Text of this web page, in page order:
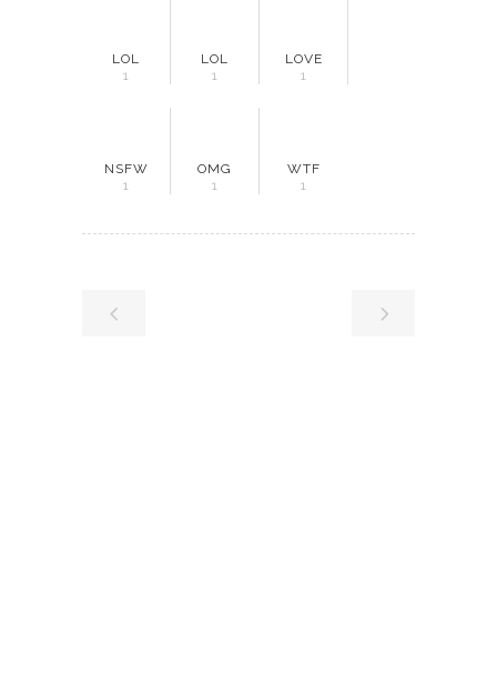
LOL
1
LOL
1
LOVE
1
NSFW
1
OMG
1
WTF
1